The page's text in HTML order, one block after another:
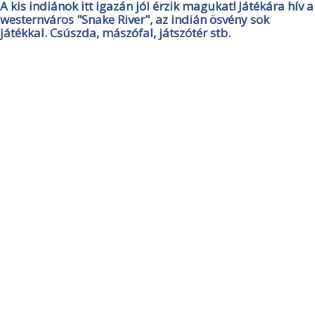
A kis indiánok itt igazán jól érzik magukat! Játékára hív a
westernváros "Snake River", az indián ösvény sok
játékkal. Csúszda, mászófal, játszótér stb.